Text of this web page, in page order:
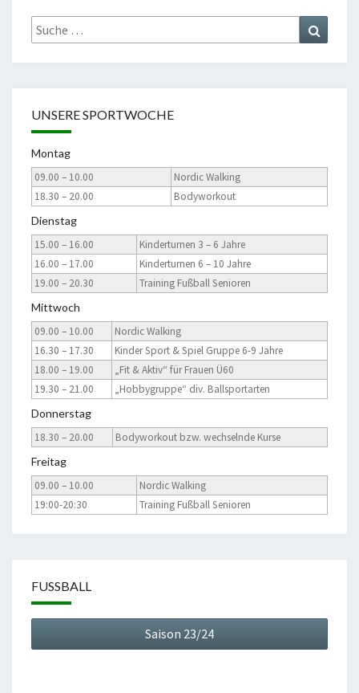
Suche
nach:
UNSERE SPORTWOCHE
Montag
09.00 – 10.00
Nordic Walking
18.30 – 20.00
Bodyworkout
Dienstag
15.00 – 16.00
Kinderturnen 3 – 6 Jahre
16.00 – 17.00
Kinderturnen 6 – 10 Jahre
19.00 – 20.30
Training Fußball Senioren
Mittwoch
09.00 – 10.00
Nordic Walking
16.30 – 17.30
Kinder Sport & Spiel Gruppe 6-9 Jahre
18.00 – 19.00
„Fit & Aktiv“ für Frauen Ü60
19.30 – 21.00
„Hobbygruppe“ div. Ballsportarten
Donnerstag
18.30 – 20.00
Bodyworkout bzw. wechselnde Kurse
Freitag
09.00 – 10.00
Nordic Walking
19:00-20:30
Training Fußball Senioren
FUSSBALL
Saison 23/24